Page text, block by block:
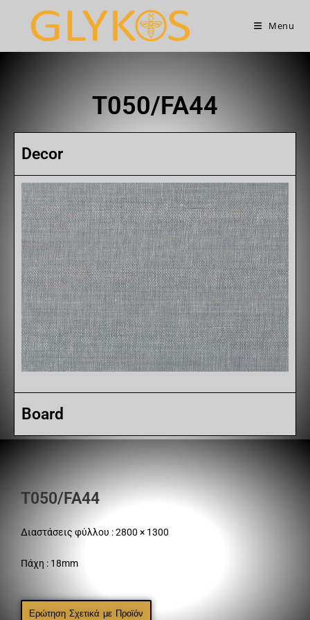
Menu
T050/FA44
Decor
Board
T050/FA44
Διαστάσεις φύλλου : 2800 × 1300
Πάχη : 18mm
Ερώτηση Σχετικά με Προϊόν